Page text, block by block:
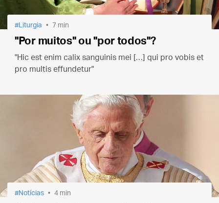
Liturgia 7 min
"Por muitos" ou "por todos"?
"Hic est enim calix sanguinis mei […] qui pro vobis et
pro multis effundetur"
Notícias 4 min